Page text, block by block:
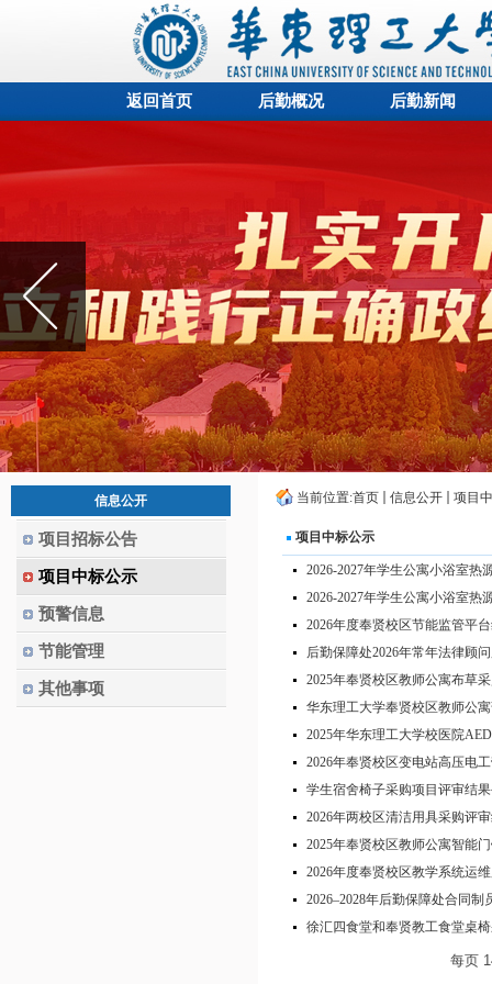
返回首页 后勤概况 后勤新闻
信息公开
项目招标公告
项目中标公示
预警信息
节能管理
其他事项
当前位置:首页 信息公开 项目
项目中标公示
2026-2027年学生公寓小浴室热
2026-2027年学生公寓小浴室热
2026年度奉贤校区节能监管平
后勤保障处2026年常年法律顾
2025年奉贤校区教师公寓布草
华东理工大学奉贤校区教师公
2025年华东理工大学校医院
2026年奉贤校区变电站高压电
学生宿舍椅子采购项目评审结
2026年两校区清洁用具采购评
2025年奉贤校区教师公寓智能
2026年度奉贤校区教学系统运
2026–2028年后勤保障处合同
徐汇四食堂和奉贤教工食堂桌
每页